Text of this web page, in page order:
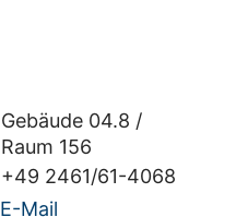
Gebäude 04.8 /
Raum 156
+49 2461/61-4068
E-Mail